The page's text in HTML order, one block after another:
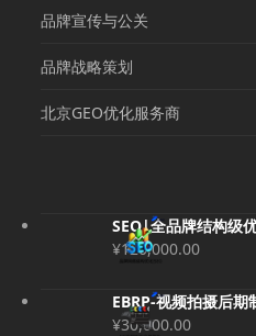
品牌宣传与公关
品牌战略策划
北京GEO优化服务商
SEO|全品牌结构级
原
为：
¥200,000.00。
¥120,000.00当
价
格
EBRP-视频拍摄后期
¥30,000.00价